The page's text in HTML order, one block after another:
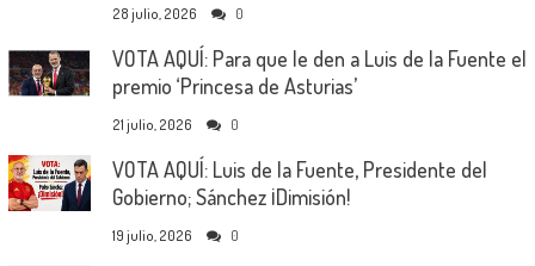
28 julio, 2026 0
VOTA AQUÍ: Para que le den a Luis de la Fuente el
premio ‘Princesa de Asturias’
21 julio, 2026 0
VOTA AQUÍ: Luis de la Fuente, Presidente del
Gobierno; Sánchez ¡Dimisión!
19 julio, 2026 0